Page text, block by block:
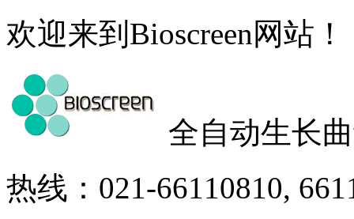
欢迎来到Bioscreen网站！
全自动生长
热线：021-66110810,